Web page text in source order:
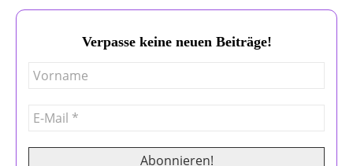
Verpasse keine neuen Beiträge!